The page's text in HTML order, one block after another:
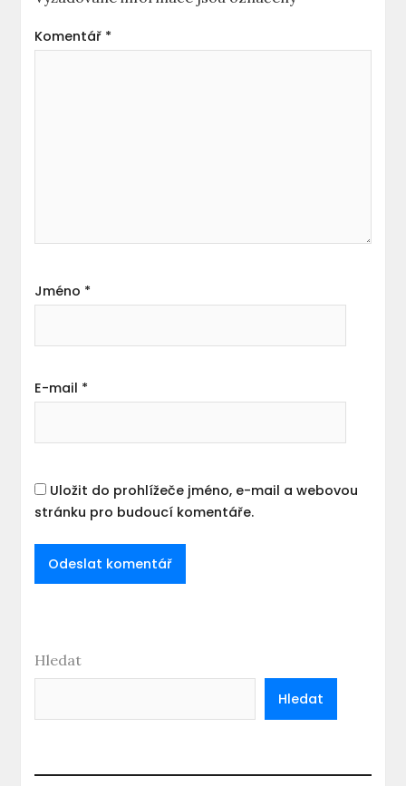
Komentář *
Jméno *
E-mail *
Uložit do prohlížeče jméno, e-mail a webovou
stránku pro budoucí komentáře.
Hledat
Hledat